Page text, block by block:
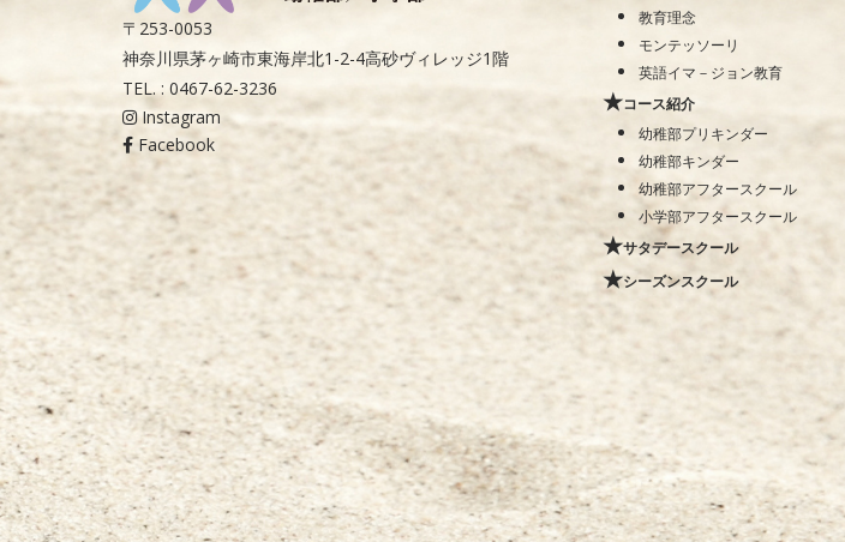
〒253-0053
神奈川県茅ヶ崎市東海岸北1-2-4高砂ヴィレッジ1階
TEL. : 0467-62-3236
Instagram
Facebook
教育理念
モンテッソーリ
英語イマ－ジョン教育
コース紹介
幼稚部プリキンダー
幼稚部キンダー
幼稚部アフタースクール
小学部アフタースクール
サタデースクール
シーズンスクール